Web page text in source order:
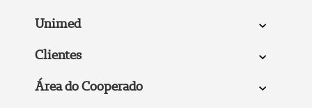
Unimed
Clientes
Área do Cooperado